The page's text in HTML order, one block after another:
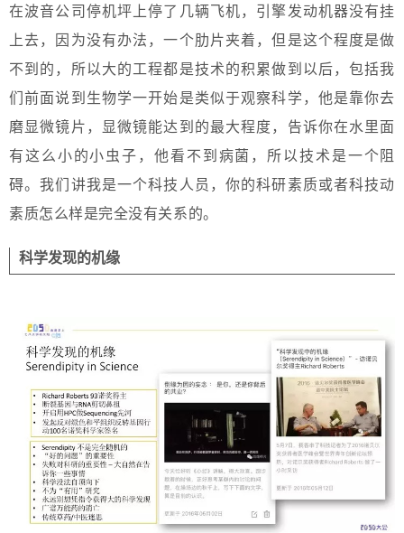
在波音公司停机坪上停了几辆飞机，引擎发动机器没有挂
上去，因为没有办法，一个肋片夹着，但是这个程度是做
不到的，所以大的工程都是技术的积累做到以后，包括我
们前面说到生物学一开始是类似于观察科学，他是靠你去
磨显微镜片，显微镜能达到的最大程度，告诉你在水里面
有这么小的小虫子，他看不到病菌，所以技术是一个阻
碍。我们讲我是一个科技人员，你的科研素质或者科技动
素质怎么样是完全没有关系的。
科学发现的机缘